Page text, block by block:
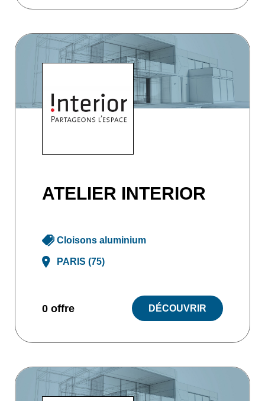
ATELIER INTERIOR
Cloisons aluminium
PARIS (75)
0 offre DÉCOUVRIR